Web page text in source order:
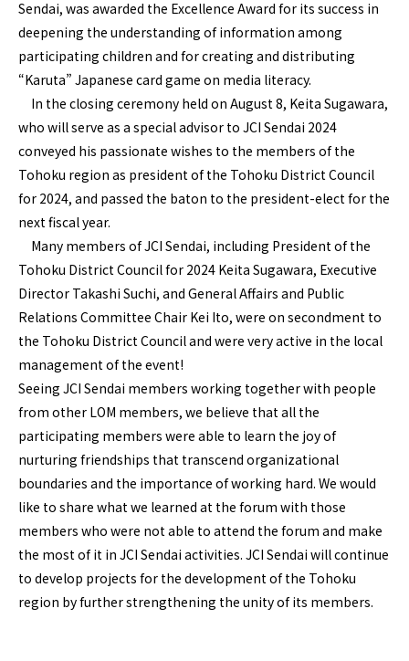
Sendai, was awarded the Excellence Award for its success in
deepening the understanding of information among
participating children and for creating and distributing
“Karuta” Japanese card game on media literacy.
In the closing ceremony held on August 8, Keita Sugawara,
who will serve as a special advisor to JCI Sendai 2024
conveyed his passionate wishes to the members of the
Tohoku region as president of the Tohoku District Council
for 2024, and passed the baton to the president-elect for the
next fiscal year.
Many members of JCI Sendai, including President of the
Tohoku District Council for 2024 Keita Sugawara, Executive
Director Takashi Suchi, and General Affairs and Public
Relations Committee Chair Kei Ito, were on secondment to
the Tohoku District Council and were very active in the local
management of the event!
Seeing JCI Sendai members working together with people
from other LOM members, we believe that all the
participating members were able to learn the joy of
nurturing friendships that transcend organizational
boundaries and the importance of working hard. We would
like to share what we learned at the forum with those
members who were not able to attend the forum and make
the most of it in JCI Sendai activities. JCI Sendai will continue
to develop projects for the development of the Tohoku
region by further strengthening the unity of its members.